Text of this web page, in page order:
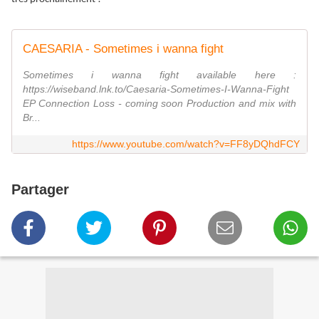
CAESARIA - Sometimes i wanna fight
Sometimes i wanna fight available here :
https://wiseband.lnk.to/Caesaria-Sometimes-I-Wanna-Fight
EP Connection Loss - coming soon Production and mix with
Br...
https://www.youtube.com/watch?v=FF8yDQhdFCY
Partager